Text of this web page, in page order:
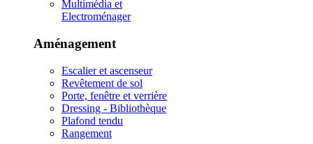
Multimédia et
Electroménager
Aménagement
Escalier et ascenseur
Revêtement de sol
Porte, fenêtre et verrière
Dressing - Bibliothèque
Plafond tendu
Rangement